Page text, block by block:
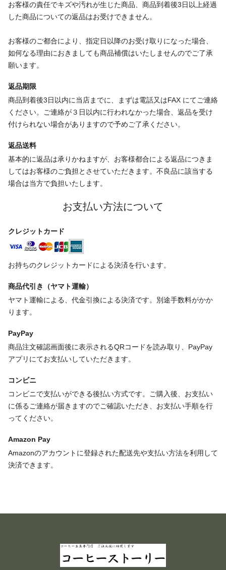
お客様の責任でキズや汚れが生じた商品、商品到着後3日以上経過
した商品についての返品はお受けできません。
お客様のご都合により、指定日以降のお受け取りになった場合、
如何なる理由におきましても商品補償はいたしませんのでご了承
願います。
返品期限
商品到着後3日以内に当店までに、まずは電話又はFAX にてご連絡
ください。ご連絡が３日以内に行われなかった場合、返品を受け
付けられない場合がありますので予めご了承ください。
返品送料
基本的に返品は承りかねますが、お客様都合による返品につきま
してはお客様のご負担とさせていただきます。不良品に該当する
場合は当方で負担いたします。
お支払い方法について
クレジットカード
お持ちのクレジットカードによる決済を行います。
商品代引き（ヤマト運輸）
ヤマト運輸による、代金引換による決済です。別途手数料がかか
ります。
PayPay
商品注文確認画面後に表示されるQRコードを読み取り、PayPay
アプリにてお支払いしていただきます。
コンビニ
コンビニで支払いができる後払い方式です。ご購入後、お支払い
に係るご連絡が届きますのでご確認いただき、お支払い手順を行
ってください。
Amazon Pay
Amazonのアカウントに登録された配送先や支払い方法を利用して
決済できます。